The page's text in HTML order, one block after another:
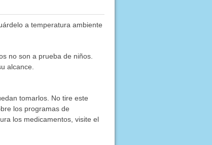
a temperatura ambiente
no son a prueba de niños.
alcance.
tomarlos. No tire este
los programas de
los medicamentos, visite el